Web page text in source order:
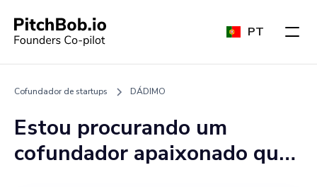
PT
Cofundador de startups DÁDIMO
Estou procurando um
cofundador apaixonado que